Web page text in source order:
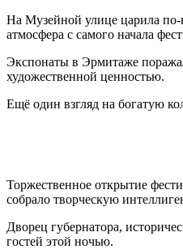
На Музейной улице царила по-
атмосфера с самого начала
Экспонаты в Эрмитаже
художественной ценностью.
Ещё один взгляд на богатую
Торжественное открытие
собрало творческую
Дворец губернатора,
гостей этой ночью.